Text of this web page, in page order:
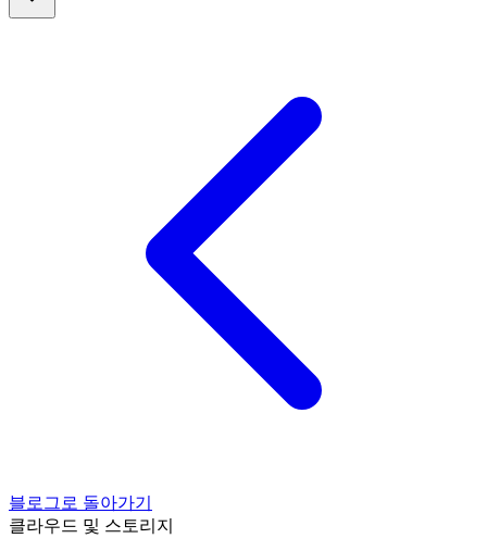
블로그로 돌아가기
클라우드 및 스토리지